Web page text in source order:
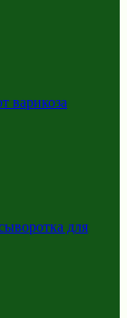
варикоза
для